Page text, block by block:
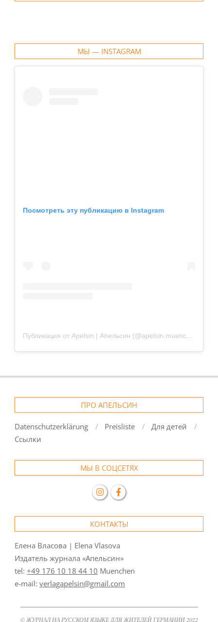
МЫ — INSTAGRAM
Посмотреть эту публикацию в Instagram
Публикация от Apelsin | Апельсин (@apelsin.muenchen)
ПРО АПЕЛЬСИН
Datenschutzerklärung Preisliste
Для детей
Ссылки
МЫ В СОЦСЕТЯХ
КОНТАКТЫ
Елена Власова | Elena Vlasova
Издатель журнала «Апельсин»
tel: +49 176 10 18 44 10 Muenchen
e-mail: verlagapelsin@gmail.com
© ЖУРНАЛ НА РУССКОМ ЯЗЫКЕ ДЛЯ ЖИТЕЛЕЙ ГЕРМАНИИ 2022